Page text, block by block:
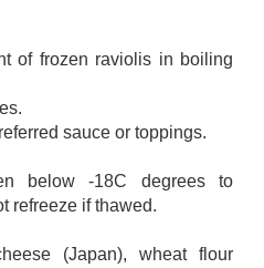
of frozen raviolis in boiling
sauce or toppings.
below -18C degrees to
refreeze if thawed.
(Japan), wheat flour